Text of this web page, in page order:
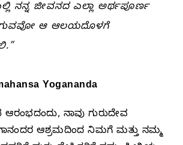
ನನ್ನ ಜೀವನದ ಎಲ್ಲಾ ಅರ್ಥಪೂರ್ಣ
ಆ ಆಲಯದೊಳಗೆ
Yogananda
ನಾವು ಗುರುದೇವ
ಆಶ್ರಮದಿಂದ ನಿಮಗೆ ಮತ್ತು ನಮ್ಮ